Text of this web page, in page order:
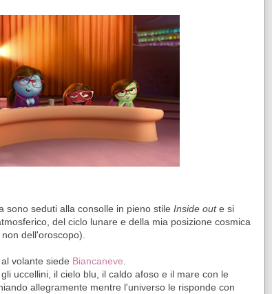
sono seduti alla consolle in pieno stile Inside oute si
del ciclo lunare e della mia posizione cosmica
dell'oroscopo).
volante siede Biancaneve
uccellini, il cielo blu, il caldo afoso e il mare con le
allegramente mentre l'universo le risponde con